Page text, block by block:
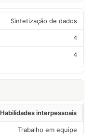
Sintetização de dados
4
4
Habilidades interpessoais
Trabalho em equipe